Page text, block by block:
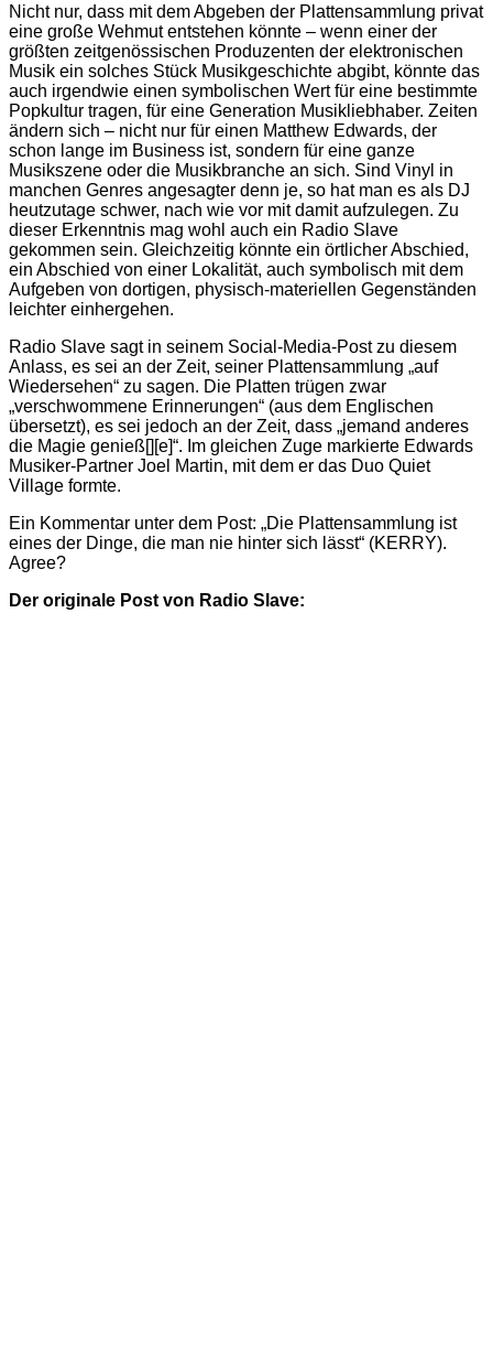
Nicht nur, dass mit dem Abgeben der Plattensammlung privat
eine große Wehmut entstehen könnte – wenn einer der
größten zeitgenössischen Produzenten der elektronischen
Musik ein solches Stück Musikgeschichte abgibt, könnte das
auch irgendwie einen symbolischen Wert für eine bestimmte
Popkultur tragen, für eine Generation Musikliebhaber. Zeiten
ändern sich – nicht nur für einen Matthew Edwards, der
schon lange im Business ist, sondern für eine ganze
Musikszene oder die Musikbranche an sich. Sind Vinyl in
manchen Genres angesagter denn je, so hat man es als DJ
heutzutage schwer, nach wie vor mit damit aufzulegen. Zu
dieser Erkenntnis mag wohl auch ein Radio Slave
gekommen sein. Gleichzeitig könnte ein örtlicher Abschied,
ein Abschied von einer Lokalität, auch symbolisch mit dem
Aufgeben von dortigen, physisch-materiellen Gegenständen
leichter einhergehen.
Radio Slave sagt in seinem Social-Media-Post zu diesem
Anlass, es sei an der Zeit, seiner Plattensammlung „auf
Wiedersehen“ zu sagen. Die Platten trügen zwar
„verschwommene Erinnerungen“ (aus dem Englischen
übersetzt), es sei jedoch an der Zeit, dass „jemand anderes
die Magie genieß[][e]“. Im gleichen Zuge markierte Edwards
Musiker-Partner Joel Martin, mit dem er das Duo Quiet
Village formte.
Ein Kommentar unter dem Post: „Die Plattensammlung ist
eines der Dinge, die man nie hinter sich lässt“ (KERRY).
Agree?
Der originale Post von Radio Slave: